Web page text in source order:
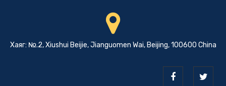
Хаяг: №.2, Xiushui Beijie, Jianguomen Wai, Beijing, 100600 China